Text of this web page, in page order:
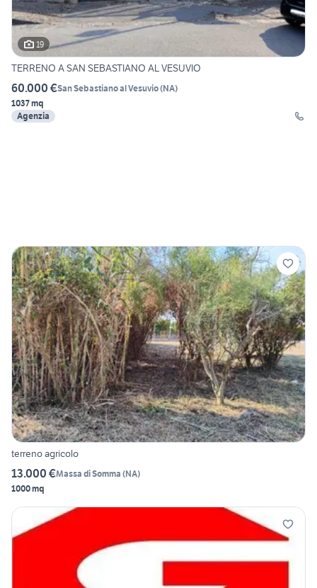
19
TERRENO A SAN SEBASTIANO AL VESUVIO
60.000 €San Sebastiano al Vesuvio(NA)
1037 mq
Agenzia
terreno agricolo
13.000 €Massa di Somma (NA)
1000 mq